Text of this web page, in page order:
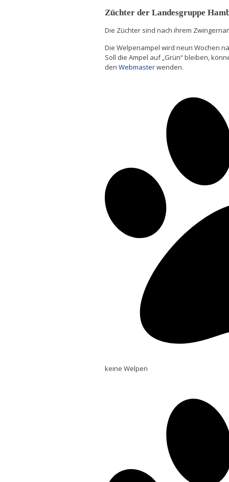
Züchter der Landesgruppe
Die Züchter sind nach ihrem
Die Welpenampel wird neun Wochen
Soll die Ampel auf „Grün“ bleiben,
den Webmasterwenden.
keine Welpen